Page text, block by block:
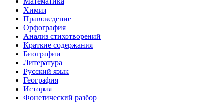
Химия
Правоведение
Орфография
Анализ стихотворений
Краткие содержания
Биографии
Литература
Русский язык
География
История
Фонетический разбор